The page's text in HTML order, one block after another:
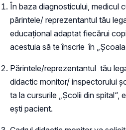
În baza diagnosticului, medicul
părintele/ reprezentantul tău
educațional adaptat fiecărui
acestuia să te înscrie în „Școala
Părintele/reprezentantul tău
didactic monitor/ inspectorului
ta la cursurile „Școlii din spital“,
ești pacient.